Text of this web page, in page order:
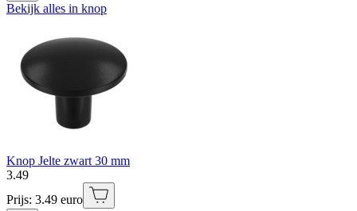
Bekijk alles in knop
Knop Jelte zwart 30 mm
3.49
Prijs: 3.49 euro